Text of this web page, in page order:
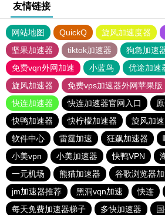
友情链接
网站地图 QuickQ 旋风加速度器
坚果加速器
tiktok加速器
狗急加速
免费vqn外网加速
小蓝鸟 优途加速
旋风加速器
免费vps加速器外网苹果版
快连加速器
快连加速器官网入口
快鸭加速器
快柠檬加速器 旋风加
软件中心
雷霆加速 狂飙加速器
小美vpn
小美加速器 快鸭VPN
一元机场
熊猫加速器 谷歌浏览器
jm加速器推荐
黑洞vqn加速 快连
每天免费加速器梯子
多快加速器